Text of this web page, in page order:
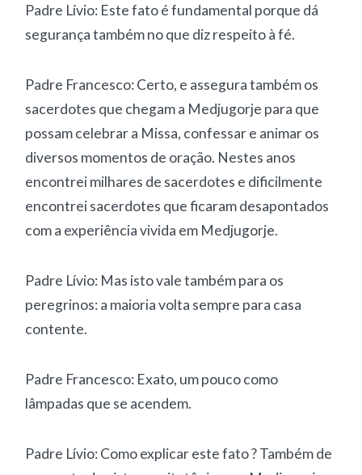
Padre Lívio: Este fato é fundamental porque dá
segurança também no que diz respeito à fé.
Padre Francesco: Certo, e assegura também os
sacerdotes que chegam a Medjugorje para que
possam celebrar a Missa, confessar e animar os
diversos momentos de oração. Nestes anos
encontrei milhares de sacerdotes e dificilmente
encontrei sacerdotes que ficaram desapontados
com a experiência vivida em Medjugorje.
Padre Lívio: Mas isto vale também para os
peregrinos: a maioria volta sempre para casa
contente.
Padre Francesco: Exato, um pouco como
lâmpadas que se acendem.
Padre Lívio: Como explicar este fato ? Também de